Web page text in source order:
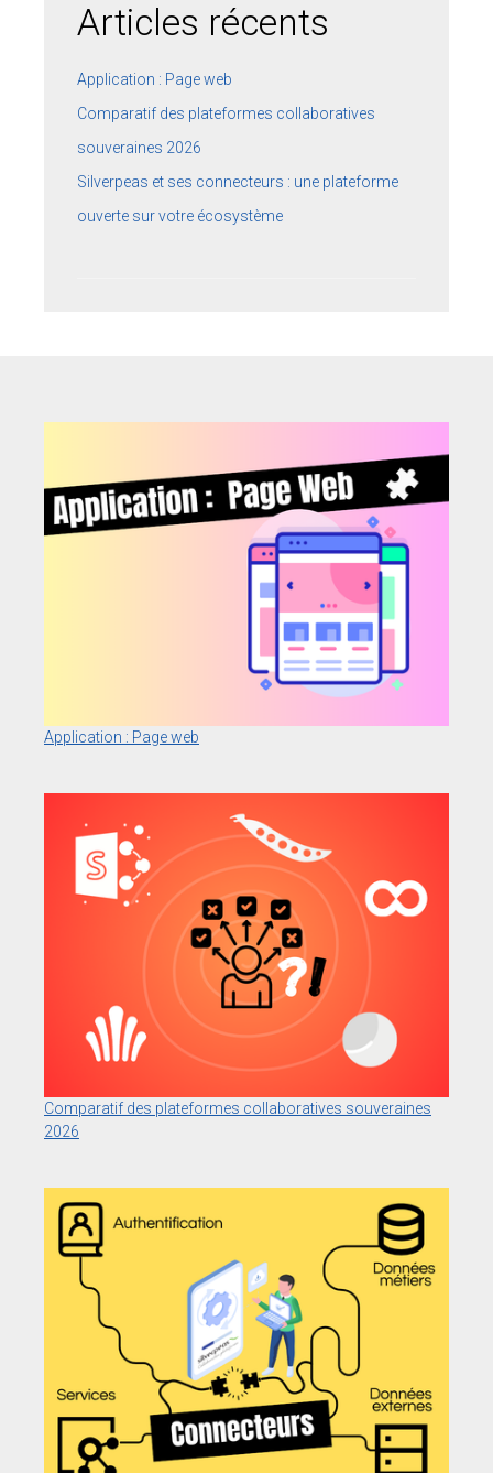
Articles récents
Application : Page web
Comparatif des plateformes collaboratives
souveraines 2026
Silverpeas et ses connecteurs : une plateforme
ouverte sur votre écosystème
Application : Page web
Comparatif des plateformes collaboratives souveraines
2026